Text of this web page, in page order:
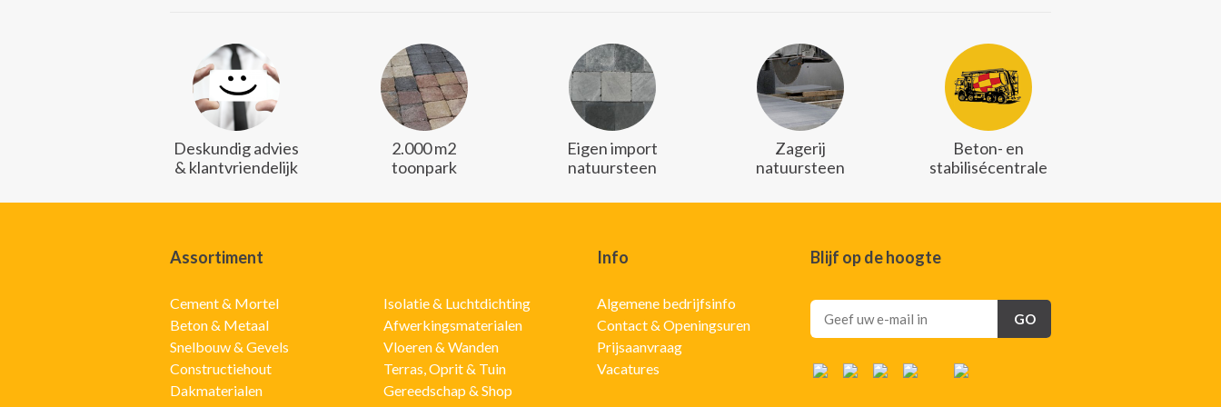
Deskundig advies
& klantvriendelijk
2.000 m2
toonpark
Eigen import
natuursteen
Zagerij
natuursteen
Beton- en
stabilisécentrale
Assortiment
Cement & Mortel
Beton & Metaal
Snelbouw & Gevels
Constructiehout
Dakmaterialen
Isolatie & Luchtdichting
Afwerkingsmaterialen
Vloeren & Wanden
Terras, Oprit & Tuin
Gereedschap & Shop
Info
Algemene bedrijfsinfo
Contact & Openingsuren
Prijsaanvraag
Vacatures
Blijf op de hoogte